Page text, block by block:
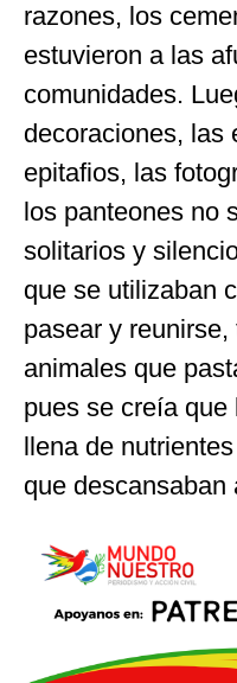
razones, los
estuvieron a las
comunidades.
decoraciones, las
epitafios, las
los panteones no
solitarios y
que se utilizaban
pasear y
animales que
pues se creía
llena de
que descansaban